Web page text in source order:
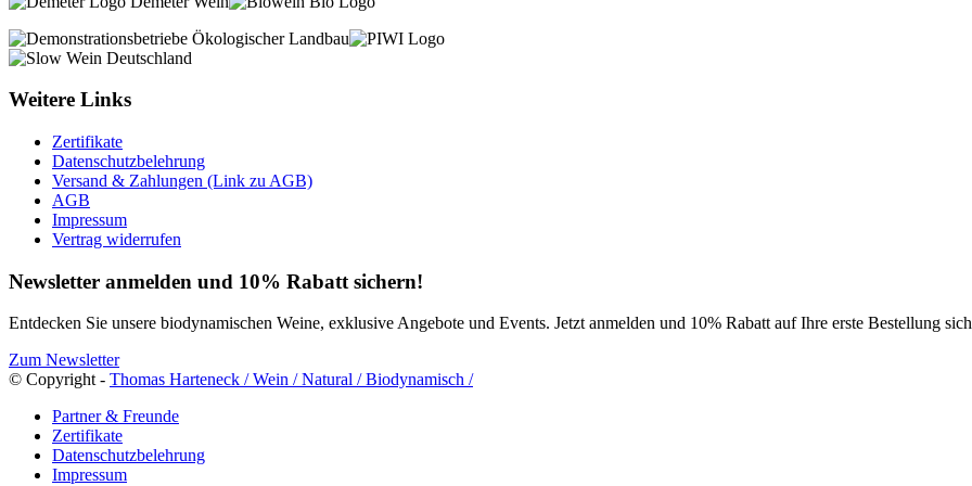
Weitere Links
Zertifikate
Datenschutzbelehrung
Versand & Zahlungen (Link zu AGB)
AGB
Impressum
Vertrag widerrufen
Newsletter anmelden und 10% Rabatt sichern!
Entdecken Sie unsere biodynamischen Weine, exklusive Angebote und Events. Jetzt anmelden und 10% Rabatt auf Ihre erste Bestellung
Zum Newsletter
© Copyright - Thomas Harteneck / Wein / Natural / Biodynamisch /
Partner & Freunde
Zertifikate
Datenschutzbelehrung
Impressum